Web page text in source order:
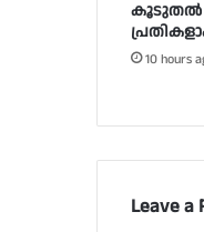
കൂടുതൽ
10 hours
Leave a